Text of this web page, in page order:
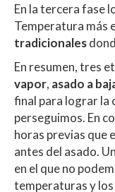
En la tercera fase
Temperatura más
tradicionales
En resumen, tres
vapor, asado a
final para lograr la
perseguimos. En
horas previas que
antes del asado.
en el que no
temperaturas y los